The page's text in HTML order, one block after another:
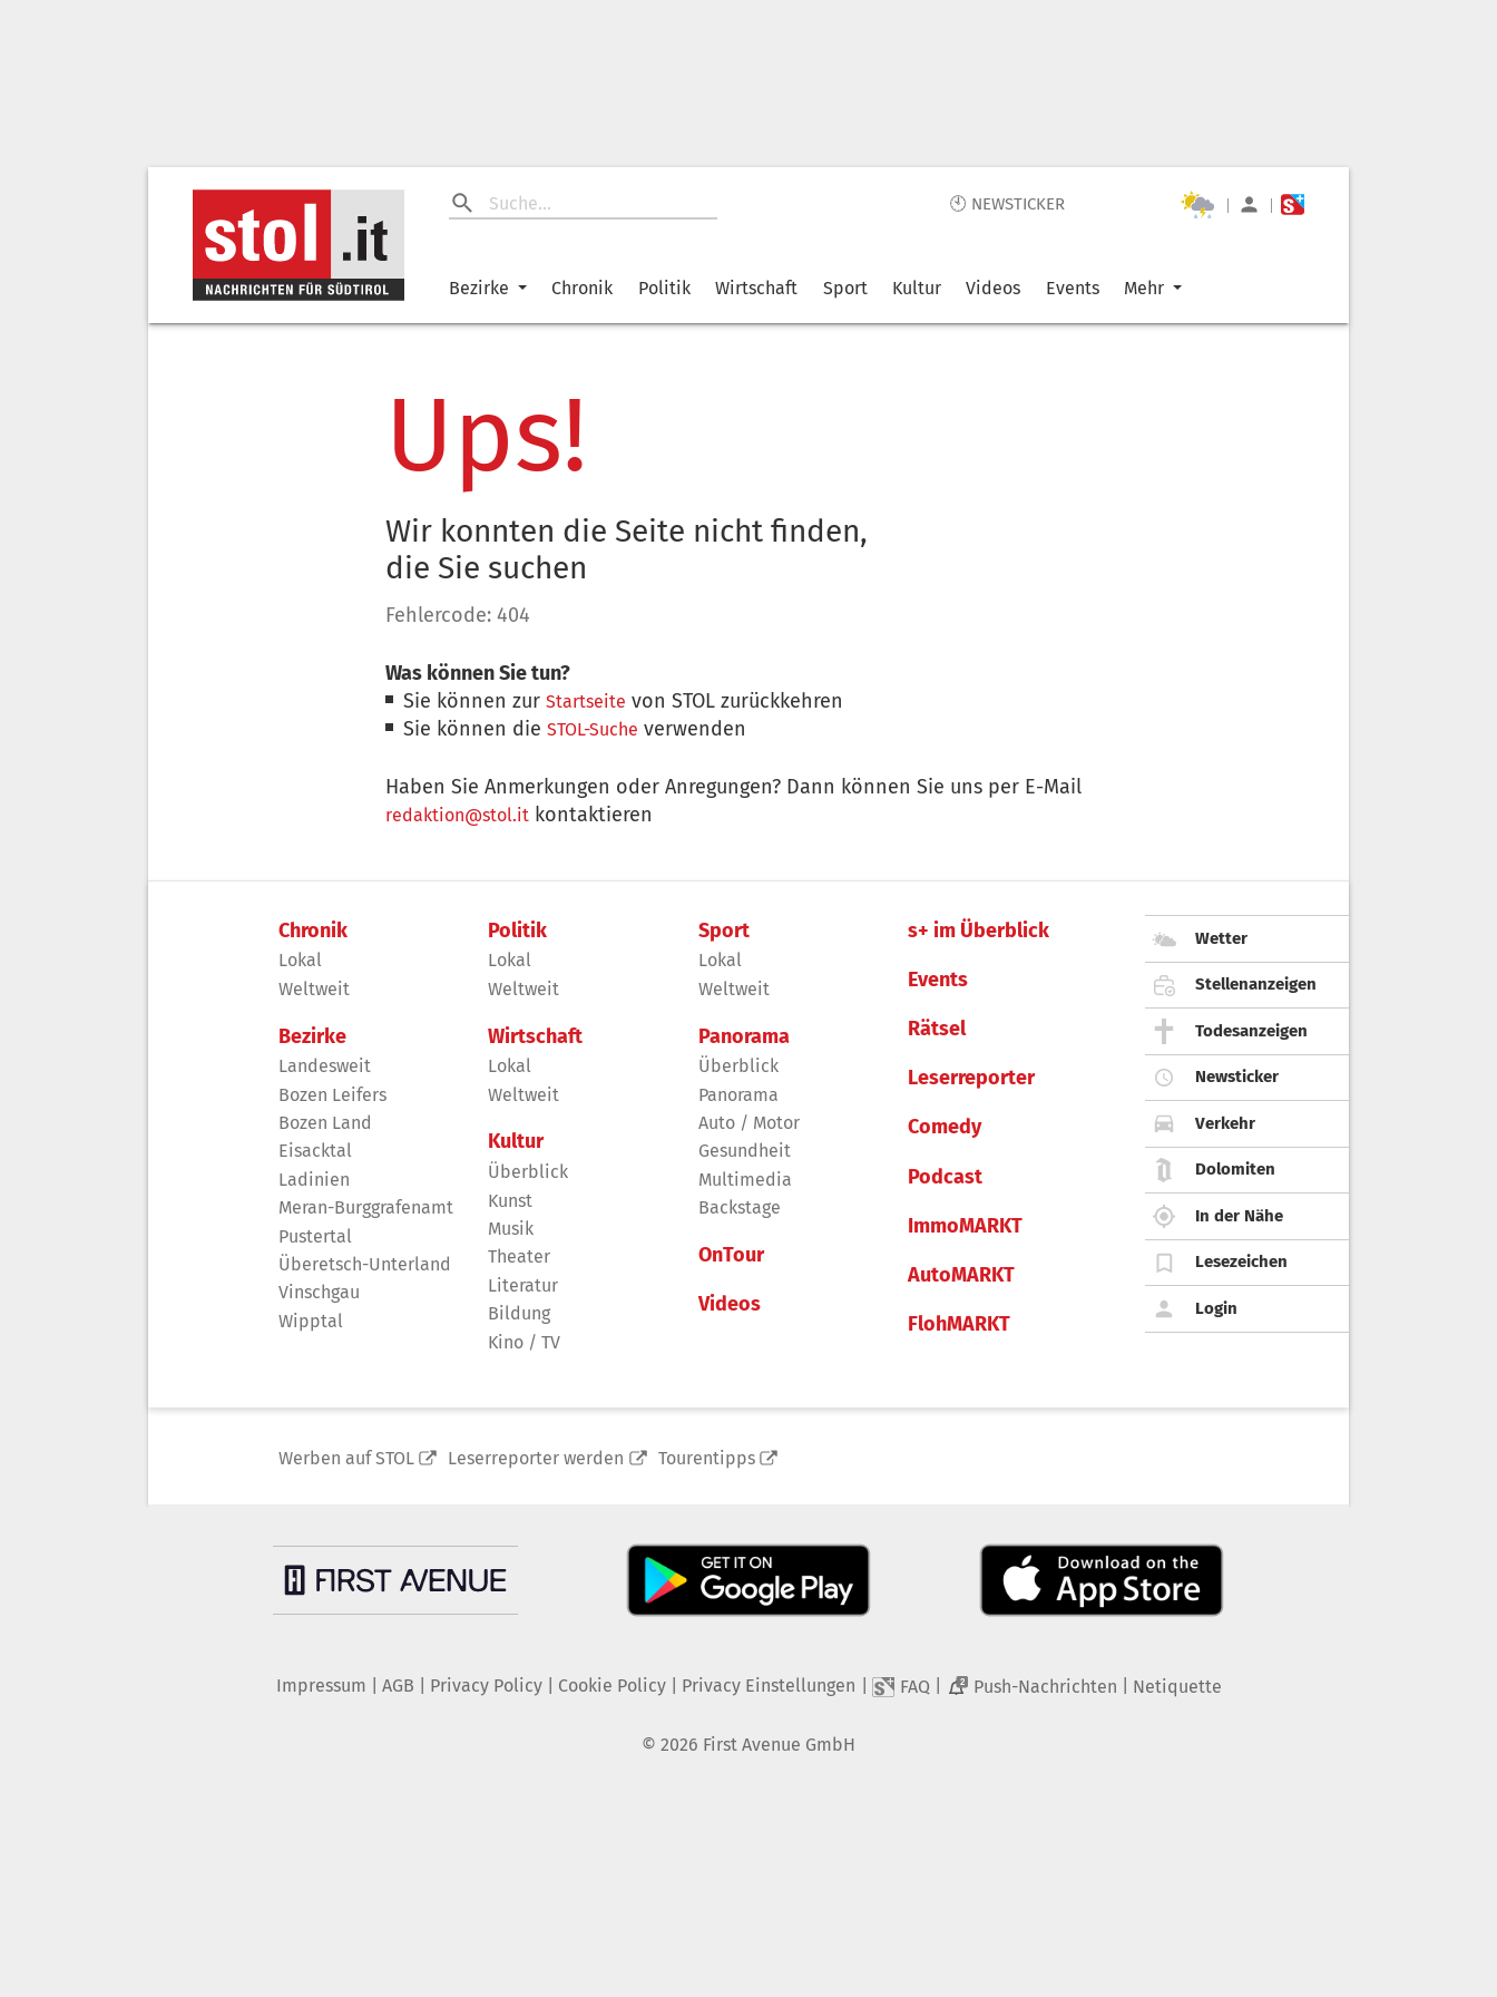
🕙 NEWSTICKER | |
Bezirke Chronik Politik Wirtschaft Sport Kultur Videos Events Mehr
Ups!
Wir konnten die Seite nicht finden,
die Sie suchen
Fehlercode: 404
Was können Sie tun?
Sie können zurStartseite von STOL zurückkehren
Sie können dieSTOL-Suche verwenden
Haben Sie Anmerkungen oder Anregungen? Dann können Sie uns per E-Mail
redaktion@stol.it kontaktieren
Chronik
Lokal
Weltweit
Bezirke
Landesweit
Bozen Leifers
Bozen Land
Eisacktal
Ladinien
Meran-Burggrafenamt
Pustertal
Überetsch-Unterland
Vinschgau
Wipptal
Politik
Lokal
Weltweit
Wirtschaft
Lokal
Weltweit
Kultur
Überblick
Kunst
Musik
Theater
Literatur
Bildung
Kino / TV
Sport
Lokal
Weltweit
Panorama
Überblick
Panorama
Auto / Motor
Gesundheit
Multimedia
Backstage
OnTour
Videos
s+ im Überblick
Events
Rätsel
Leserreporter
Comedy
Podcast
ImmoMARKT
AutoMARKT
FlohMARKT
Wetter
Stellenanzeigen
Todesanzeigen
Newsticker
Verkehr
Dolomiten
In der Nähe
Lesezeichen
Login
Werben auf STOL Leserreporter werden Tourentipps
Impressum AGB Privacy Policy| Cookie Policy| Privacy Einstellungen FAQ 2 Push-Nachrichten Netiquette
© 2026 First Avenue GmbH